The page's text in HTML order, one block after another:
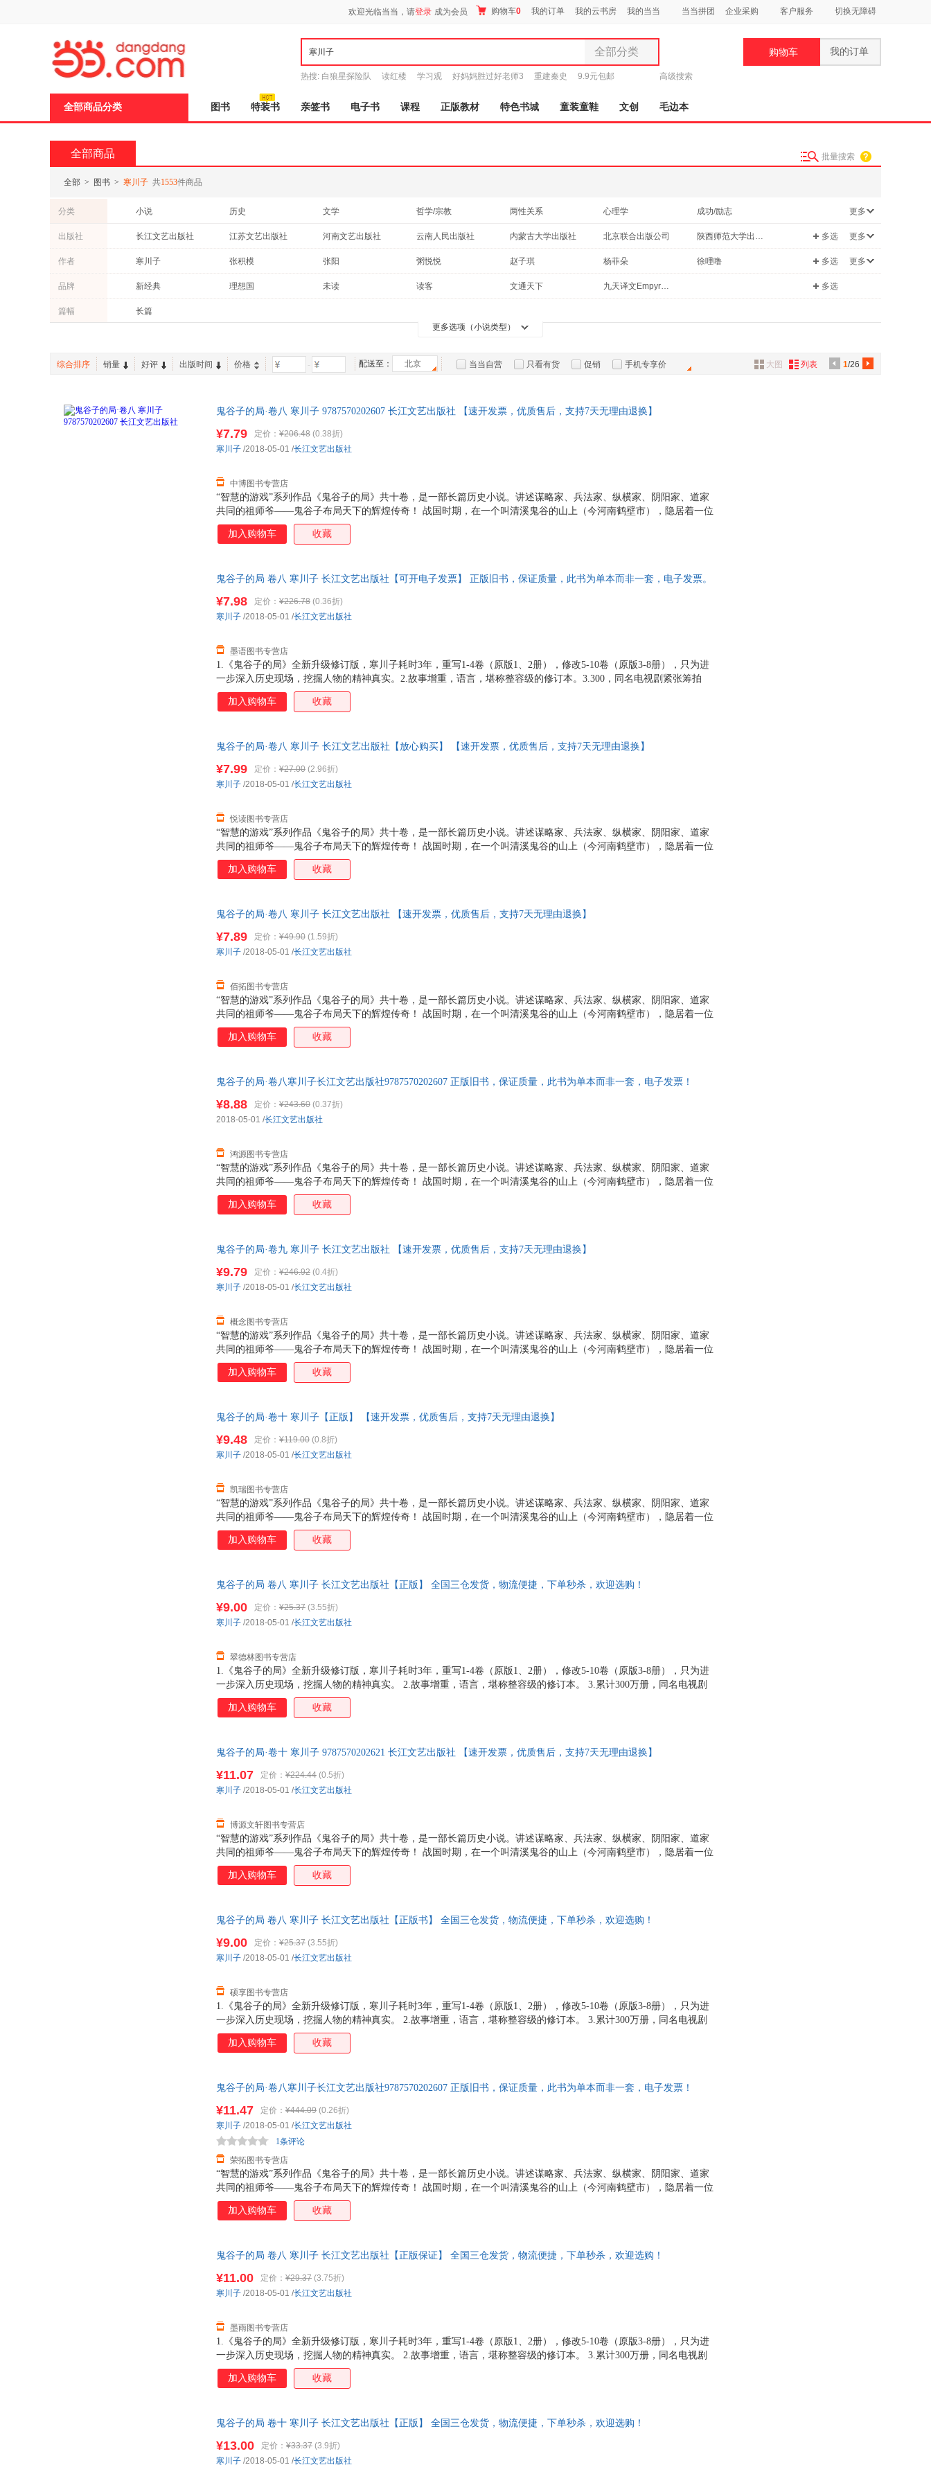
欢迎光临当当，请登录 成为会员 购物车0 我的订单 我的云书房 我的当当 当当拼团 企业采购 客户服务 切换无障碍
全部分类
全部分类
图书
电子书
玩具
童装童鞋
家居日用
服装
箱包皮具
汽车用品
手机通讯
热搜: 白狼星探险队 读红楼 学习观 好妈妈胜过好老师3 重建秦史 9.9元包邮 高级搜索
购物车 我的订单
全部商品分类 图书 特装书 亲签书 电子书 课程 正版教材 特色书城 童装童鞋 文创 毛边本
全部商品 批量搜索
全部 > 图书 > 寒川子 共1553件商品
分类 小说 历史 文学 哲学/宗教 两性关系 心理学
成功/励志
童书
青春文学 工业技术 中小学用书 其他语种原版书 政治/军事
社会科学
二手书
更多
出版社 长江文艺出版社 江苏文艺出版社 河南文艺出版社 云南人民出版社 内蒙古大学出版社 北京联合出版公司
陕西师范大学出版社
南海出版公司
巴蜀书社 天津人民出版社 学林出版社 湖南人民出版社 内蒙古人民出版社
文汇出版社
多选 更多
作者 寒川子 张积模 张阳 粥悦悦 赵子琪 杨菲朵
徐哩噜
三川玲
宁远 何唱 郭小寒 邓立 陈晓楠
多选 更多
品牌 新经典 理想国 未读 读客 文通天下 九天译文Empyrean Translation 多选
篇幅
长篇
更多选项（小说类型）
综合排序 销量 好评 出版时间 价格 - 配送至： 北京 当当自营 只看有货 促销 手机专享价 1/26
大图 列表
鬼谷子的局·卷八 寒川子 9787570202607 长江文艺出版社 【速开发票，优质售后，支持7天无理由退换】
“智慧的游戏”系列作品《鬼谷子的局》共十卷，是一部长篇历史小说。讲述谋略家、兵法家、纵横家、阴阳家、道家
共同的祖师爷——鬼谷子布局天下的辉煌传奇！ 战国时期，在一个叫清溪鬼谷的山上（今河南鹤壁市），隐居着一位
被尊称为鬼谷子的老人（本名王诩），他每天在山上看书、打坐、冥想，不与世人来往，过着与世隔绝的生活。但
是，两千多年来，兵法家尊他为圣人，纵横家尊他为始祖，算命占卜的尊他为祖师爷，道教则将他与老子同列，尊为
仪赴楚帮楚王设计吞越；庞涓输才艺生妒心，孙膑受陷害遭刑，*终孙膑受蒙蔽
¥7.79 定价： ¥206.48 (0.38折)
中博图书专营店
寒川子 /2018-05-01 /长江文艺出版社
加入购物车 收藏
鬼谷子的局 卷八 寒川子 长江文艺出版社【可开电子发票】 正版旧书，保证质量，此书为单本而非一套，电子发票。
1.《鬼谷子的局》全新升级修订版，寒川子耗时3年，重写1-4卷（原版1、2册），修改5-10卷（原版3-8册），只为进
一步深入历史现场，挖掘人物的精神真实。2.故事增重，语言，堪称整容级的修订本。3.300，同名电视剧紧张筹拍
中！4.讲述纵横家、阴阳家、命相家、兵家、道家的祖师爷鬼谷子布局天下的辉煌传奇！5.深入浅出道出古人智慧的
游戏，潜移默化提升今人见识的境界。6.百家诸子奔走列国，天下大势，殊途同归于一；鬼谷四子相爱相杀，纵横天
¥7.98 定价： ¥226.78 (0.36折)
墨语图书专营店
寒川子 /2018-05-01 /长江文艺出版社
加入购物车 收藏
鬼谷子的局·卷八 寒川子 长江文艺出版社【放心购买】 【速开发票，优质售后，支持7天无理由退换】
“智慧的游戏”系列作品《鬼谷子的局》共十卷，是一部长篇历史小说。讲述谋略家、兵法家、纵横家、阴阳家、道家
共同的祖师爷——鬼谷子布局天下的辉煌传奇！ 战国时期，在一个叫清溪鬼谷的山上（今河南鹤壁市），隐居着一位
被尊称为鬼谷子的老人（本名王诩），他每天在山上看书、打坐、冥想，不与世人来往，过着与世隔绝的生活。但
是，两千多年来，兵法家尊他为圣人，纵横家尊他为始祖，占卜的尊他为祖师爷，则将他与老子同列，尊为王禅老
帮楚王设计吞越；庞涓输才艺生妒心，孙膑受陷害遭刑，*终孙膑受蒙蔽为报恩抄
¥7.99 定价： ¥27.00 (2.96折)
悦读图书专营店
寒川子 /2018-05-01 /长江文艺出版社
加入购物车 收藏
鬼谷子的局·卷八 寒川子 长江文艺出版社 【速开发票，优质售后，支持7天无理由退换】
“智慧的游戏”系列作品《鬼谷子的局》共十卷，是一部长篇历史小说。讲述谋略家、兵法家、纵横家、阴阳家、道家
共同的祖师爷——鬼谷子布局天下的辉煌传奇！ 战国时期，在一个叫清溪鬼谷的山上（今河南鹤壁市），隐居着一位
被尊称为鬼谷子的老人（本名王诩），他每天在山上看书、打坐、冥想，不与世人来往，过着与世隔绝的生活。但
是，两千多年来，兵法家尊他为圣人，纵横家尊他为始祖，算命占卜的尊他为祖师爷，道教则将他与老子同列，尊为
仪赴楚帮楚王设计吞越；庞涓输才艺生妒心，孙膑受陷害遭刑，*终孙膑受蒙蔽
¥7.89 定价： ¥49.90 (1.59折)
佰拓图书专营店
寒川子 /2018-05-01 /长江文艺出版社
加入购物车 收藏
鬼谷子的局·卷八寒川子长江文艺出版社9787570202607 正版旧书，保证质量，此书为单本而非一套，电子发票！
“智慧的游戏”系列作品《鬼谷子的局》共十卷，是一部长篇历史小说。讲述谋略家、兵法家、纵横家、阴阳家、道家
共同的祖师爷——鬼谷子布局天下的辉煌传奇！ 战国时期，在一个叫清溪鬼谷的山上（今河南鹤壁市），隐居着一位
被尊称为鬼谷子的老人（本名王诩），他每天在山上看书、打坐、冥想，不与世人来往，过着与世隔绝的生活。但
是，两千多年来，兵法家尊他为圣人，纵横家尊他为始祖，算命占卜的尊他为祖师爷，道教则将他与老子同列，尊为
仪赴楚帮楚王设计吞越；庞涓输才艺生妒心，孙膑受陷害遭刑，*终孙膑受蒙蔽
¥8.88 定价： ¥243.60 (0.37折)
鸿源图书专营店
2018-05-01 /长江文艺出版社
加入购物车 收藏
鬼谷子的局·卷九 寒川子 长江文艺出版社 【速开发票，优质售后，支持7天无理由退换】
“智慧的游戏”系列作品《鬼谷子的局》共十卷，是一部长篇历史小说。讲述谋略家、兵法家、纵横家、阴阳家、道家
共同的祖师爷——鬼谷子布局天下的辉煌传奇！ 战国时期，在一个叫清溪鬼谷的山上（今河南鹤壁市），隐居着一位
被尊称为鬼谷子的老人（本名王诩），他每天在山上看书、打坐、冥想，不与世人来往，过着与世隔绝的生活。但
是，两千多年来，兵法家尊他为圣人，纵横家尊他为始祖，算命占卜的尊他为祖师爷，道教则将他与老子同列，尊为
仪赴楚帮楚王设计吞越；庞涓输才艺生妒心，孙膑受陷害遭刑，*终孙膑受蒙蔽
¥9.79 定价： ¥246.92 (0.4折)
概念图书专营店
寒川子 /2018-05-01 /长江文艺出版社
加入购物车 收藏
鬼谷子的局·卷十 寒川子【正版】 【速开发票，优质售后，支持7天无理由退换】
“智慧的游戏”系列作品《鬼谷子的局》共十卷，是一部长篇历史小说。讲述谋略家、兵法家、纵横家、阴阳家、道家
共同的祖师爷——鬼谷子布局天下的辉煌传奇！ 战国时期，在一个叫清溪鬼谷的山上（今河南鹤壁市），隐居着一位
被尊称为鬼谷子的老人（本名王诩），他每天在山上看书、打坐、冥想，不与世人来往，过着与世隔绝的生活。但
是，两千多年来，兵法家尊他为圣人，纵横家尊他为始祖，算命占卜的尊他为祖师爷，道教则将他与老子同列，尊为
秦、赵、韩联军，尽解魏围。 由此，庞涓封侯拜将，名扬天下。他的杀父仇人
¥9.48 定价： ¥119.00 (0.8折)
凯瑞图书专营店
寒川子 /2018-05-01 /长江文艺出版社
加入购物车 收藏
鬼谷子的局 卷八 寒川子 长江文艺出版社【正版】 全国三仓发货，物流便捷，下单秒杀，欢迎选购！
1.《鬼谷子的局》全新升级修订版，寒川子耗时3年，重写1-4卷（原版1、2册），修改5-10卷（原版3-8册），只为进
一步深入历史现场，挖掘人物的精神真实。 2.故事增重，语言，堪称整容级的修订本。 3.累计300万册，同名电视剧
紧张筹拍中！ 4.讲述纵横家、阴阳家、命相家、兵家、道家的祖师爷鬼谷子布局天下的辉煌传奇！ 5.深入浅出道出古
人智慧的游戏，潜移默化提升今人见识的境界。 6.百家诸子奔走列国，天下大势，殊途同归于一；鬼谷四子相爱相
¥9.00 定价： ¥25.37 (3.55折)
翠德林图书专营店
寒川子 /2018-05-01 /长江文艺出版社
加入购物车 收藏
鬼谷子的局·卷十 寒川子 9787570202621 长江文艺出版社 【速开发票，优质售后，支持7天无理由退换】
“智慧的游戏”系列作品《鬼谷子的局》共十卷，是一部长篇历史小说。讲述谋略家、兵法家、纵横家、阴阳家、道家
共同的祖师爷——鬼谷子布局天下的辉煌传奇！ 战国时期，在一个叫清溪鬼谷的山上（今河南鹤壁市），隐居着一位
被尊称为鬼谷子的老人（本名王诩），他每天在山上看书、打坐、冥想，不与世人来往，过着与世隔绝的生活。但
是，两千多年来，兵法家尊他为圣人，纵横家尊他为始祖，算命占卜的尊他为祖师爷，道教则将他与老子同列，尊为
秦、赵、韩联军，尽解魏围。 由此，庞涓封侯拜将，名扬天下。他的杀父仇人
¥11.07 定价： ¥224.44 (0.5折)
博源文轩图书专营店
寒川子 /2018-05-01 /长江文艺出版社
加入购物车 收藏
鬼谷子的局 卷八 寒川子 长江文艺出版社【正版书】 全国三仓发货，物流便捷，下单秒杀，欢迎选购！
1.《鬼谷子的局》全新升级修订版，寒川子耗时3年，重写1-4卷（原版1、2册），修改5-10卷（原版3-8册），只为进
一步深入历史现场，挖掘人物的精神真实。 2.故事增重，语言，堪称整容级的修订本。 3.累计300万册，同名电视剧
紧张筹拍中！ 4.讲述纵横家、阴阳家、命相家、兵家、道家的祖师爷鬼谷子布局天下的辉煌传奇！ 5.深入浅出道出古
人智慧的游戏，潜移默化提升今人见识的境界。 6.百家诸子奔走列国，天下大势，殊途同归于一；鬼谷四子相爱相
¥9.00 定价： ¥25.37 (3.55折)
硕享图书专营店
寒川子 /2018-05-01 /长江文艺出版社
加入购物车 收藏
鬼谷子的局·卷八寒川子长江文艺出版社9787570202607 正版旧书，保证质量，此书为单本而非一套，电子发票！
“智慧的游戏”系列作品《鬼谷子的局》共十卷，是一部长篇历史小说。讲述谋略家、兵法家、纵横家、阴阳家、道家
共同的祖师爷——鬼谷子布局天下的辉煌传奇！ 战国时期，在一个叫清溪鬼谷的山上（今河南鹤壁市），隐居着一位
被尊称为鬼谷子的老人（本名王诩），他每天在山上看书、打坐、冥想，不与世人来往，过着与世隔绝的生活。但
是，两千多年来，兵法家尊他为圣人，纵横家尊他为始祖，算命占卜的尊他为祖师爷，道教则将他与老子同列，尊为
仪赴楚帮楚王设计吞越；庞涓输才艺生妒心，孙膑受陷害遭刑，*终孙膑受蒙蔽
¥11.47 定价： ¥444.09 (0.26折)
荣拓图书专营店
1条评论
寒川子 /2018-05-01 /长江文艺出版社
加入购物车 收藏
鬼谷子的局 卷八 寒川子 长江文艺出版社【正版保证】 全国三仓发货，物流便捷，下单秒杀，欢迎选购！
1.《鬼谷子的局》全新升级修订版，寒川子耗时3年，重写1-4卷（原版1、2册），修改5-10卷（原版3-8册），只为进
一步深入历史现场，挖掘人物的精神真实。 2.故事增重，语言，堪称整容级的修订本。 3.累计300万册，同名电视剧
紧张筹拍中！ 4.讲述纵横家、阴阳家、命相家、兵家、道家的祖师爷鬼谷子布局天下的辉煌传奇！ 5.深入浅出道出古
人智慧的游戏，潜移默化提升今人见识的境界。 6.百家诸子奔走列国，天下大势，殊途同归于一；鬼谷四子相爱相
¥11.00 定价： ¥29.37 (3.75折)
墨雨图书专营店
寒川子 /2018-05-01 /长江文艺出版社
加入购物车 收藏
鬼谷子的局 卷十 寒川子 长江文艺出版社【正版】 全国三仓发货，物流便捷，下单秒杀，欢迎选购！
¥13.00 定价： ¥33.37 (3.9折)
寒川子 /2018-05-01 /长江文艺出版社
页